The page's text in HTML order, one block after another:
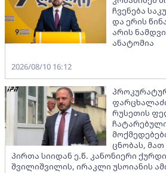
ჩვენება
და ერის
არის
ანატომია
2026/08/10 16:12
რუსეთის
ცნობას,
პირთა სიიდან ე.წ. კანონიერი
შვილიშვილის, ირაკლი უსოიანის